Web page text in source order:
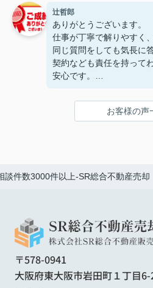
装もきれいに仕上がり満
大きな買い物でしたが、
によかったです。ありが
最初から最後まで安心し
が出来てありがとうござ
人生最大の買い物をSR
て本当に良かったと思い
これからのさらなる活躍
辻哲郎
ありがとうございます。
仕事が丁寧で解りやすく
同じ質問をしても気長に
契約なども責任を持って
安心です。
たは、一度相談されてみ
お客様の声
談件数3000件以上-SR総合不動産売却
〒578-0941
大阪府東大阪市岩田町１丁目6-